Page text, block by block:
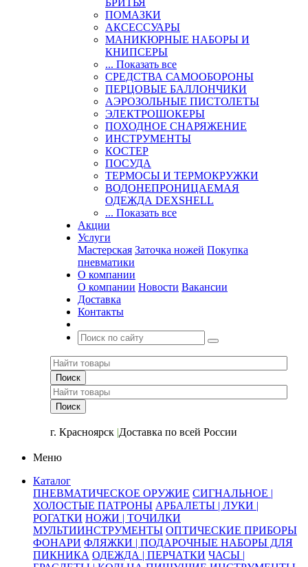
БРИТЬЯ
ПОМАЗКИ
АКСЕССУАРЫ
МАНИКЮРНЫЕ НАБОРЫ И
КНИПСЕРЫ
... Показать все
СРЕДСТВА САМООБОРОНЫ
ПЕРЦОВЫЕ БАЛЛОНЧИКИ
АЭРОЗОЛЬНЫЕ ПИСТОЛЕТЫ
ЭЛЕКТРОШОКЕРЫ
ПОХОДНОЕ СНАРЯЖЕНИЕ
ИНСТРУМЕНТЫ
КОСТЕР
ПОСУДА
ТЕРМОСЫ И ТЕРМОКРУЖКИ
ВОДОНЕПРОНИЦАЕМАЯ
ОДЕЖДА DEXSHELL
... Показать все
Акции
Услуги
Мастерская Заточка ножей Покупка
пневматики
О компании
О компании Новости Вакансии
Доставка
Контакты
г. Красноярск |Доставка по всей России
Меню
Каталог
ПНЕВМАТИЧЕСКОЕ ОРУЖИЕ СИГНАЛЬНОЕ |
ХОЛОСТЫЕ ПАТРОНЫ АРБАЛЕТЫ | ЛУКИ |
РОГАТКИ НОЖИ | ТОЧИЛКИ
МУЛЬТИИНСТРУМЕНТЫ ОПТИЧЕСКИЕ ПРИБОРЫ
ФОНАРИ ФЛЯЖКИ | ПОДАРОЧНЫЕ НАБОРЫ ДЛЯ
ПИКНИКА ОДЕЖДА | ПЕРЧАТКИ ЧАСЫ |